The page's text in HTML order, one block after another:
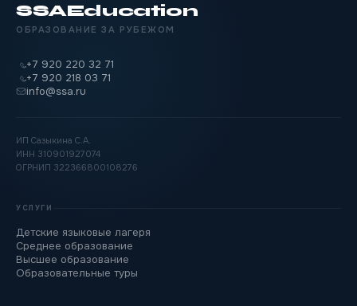
SSAEducation
ОБРАЗОВАНИЕ ЗА РУБЕЖОМ
+7 920 220 32 71
+7 920 218 03 71
info@ssa.ru
ИП Сазыкина С.А.
ИНН 310901927074
ОГРНИП 322366800108276
УСЛУГИ
Детские языковые лагеря
Среднее образование
Высшее образование
Образовательные туры